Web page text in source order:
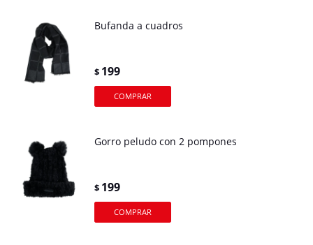
Bufanda a cuadros
$ 199
Gorro peludo con 2 pompones
$ 199